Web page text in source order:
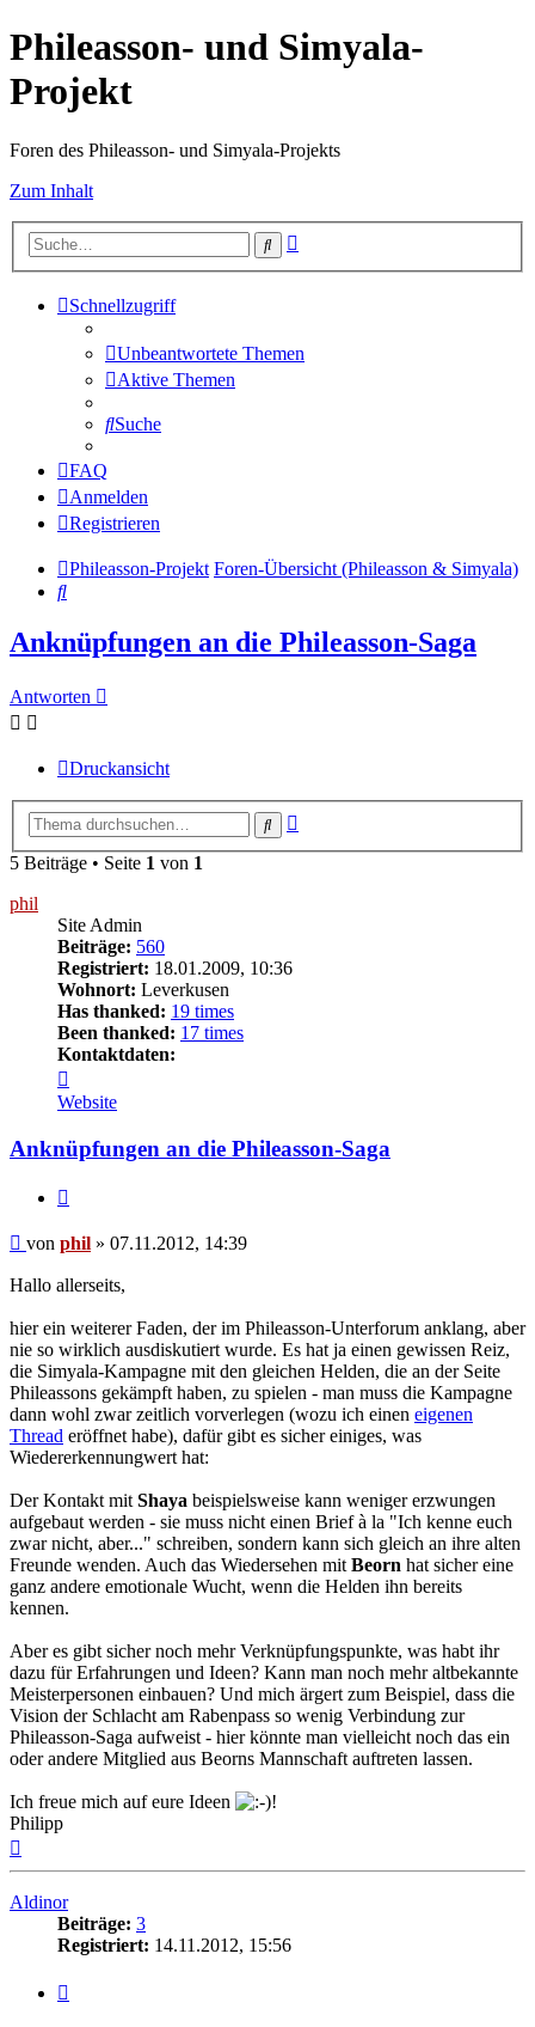
Phileasson- und Simyala-
Projekt
Foren des Phileasson- und Simyala-Projekts
Zum Inhalt
Suche
Schnellzugriff
Unbeantwortete Themen
Aktive Themen
Suche
FAQ
Anmelden
Registrieren
Phileasson-Projekt Foren-Übersicht (Phileasson & Simyala)
Suche
Anknüpfungen an die Phileasson-Saga
Antworten
Druckansicht
Suche
5 Beiträge • Seite 1 von 1
phil
Site Admin
Beiträge: 560
Registriert: 18.01.2009, 10:36
Wohnort: Leverkusen
Has thanked: 19 times
Been thanked: 17 times
Kontaktdaten:
von
phil
Website
Anknüpfungen an die Phileasson-Saga
Beitrag
von phil » 07.11.2012, 14:39
Hallo allerseits,
hier ein weiterer Faden, der im Phileasson-Unterforum anklang, aber
nie so wirklich ausdiskutiert wurde. Es hat ja einen gewissen Reiz,
die Simyala-Kampagne mit den gleichen Helden, die an der Seite
Phileassons gekämpft haben, zu spielen - man muss die Kampagne
dann wohl zwar zeitlich vorverlegen (wozu ich einen eigenen
Thread eröffnet habe), dafür gibt es sicher einiges, was
Wiedererkennungwert hat:
Der Kontakt mit Shaya beispielsweise kann weniger erzwungen
aufgebaut werden - sie muss nicht einen Brief à la "Ich kenne euch
zwar nicht, aber..." schreiben, sondern kann sich gleich an ihre alten
Freunde wenden. Auch das Wiedersehen mit Beorn hat sicher eine
ganz andere emotionale Wucht, wenn die Helden ihn bereits
kennen.
Aber es gibt sicher noch mehr Verknüpfungspunkte, was habt ihr
dazu für Erfahrungen und Ideen? Kann man noch mehr altbekannte
Meisterpersonen einbauen? Und mich ärgert zum Beispiel, dass die
Vision der Schlacht am Rabenpass so wenig Verbindung zur
Phileasson-Saga aufweist - hier könnte man vielleicht noch das ein
oder andere Mitglied aus Beorns Mannschaft auftreten lassen.
Ich freue mich auf eure Ideen
!
Philipp
Aldinor
Beiträge: 3
Registriert: 14.11.2012, 15:56